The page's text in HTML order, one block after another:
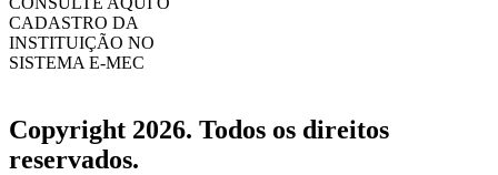
CADASTRO DA
INSTITUIÇÃO NO
SISTEMA E-MEC
Copyright 2026. Todos os direitos
reservados.